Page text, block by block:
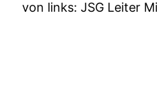
von links: JSG Leiter